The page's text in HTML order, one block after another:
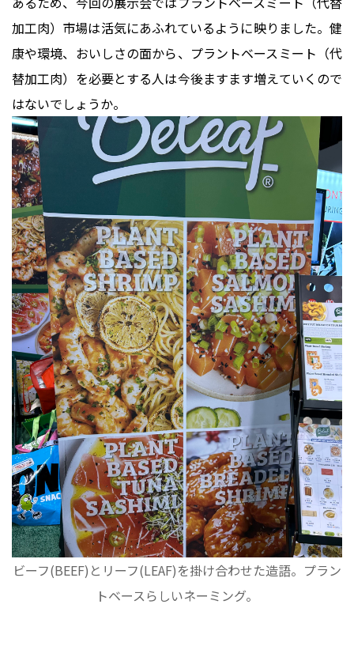
加工肉）市場は活気にあふれているように映りました。健
康や環境、おいしさの面から、プラントベースミート（代
替加工肉）を必要とする人は今後ますます増えていくので
はないでしょうか。
ビーフ(BEEF)とリーフ(LEAF)を掛け合わせた造語。プラン
トベースらしいネーミング。